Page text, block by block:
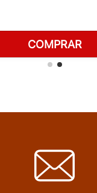
COMPRAR